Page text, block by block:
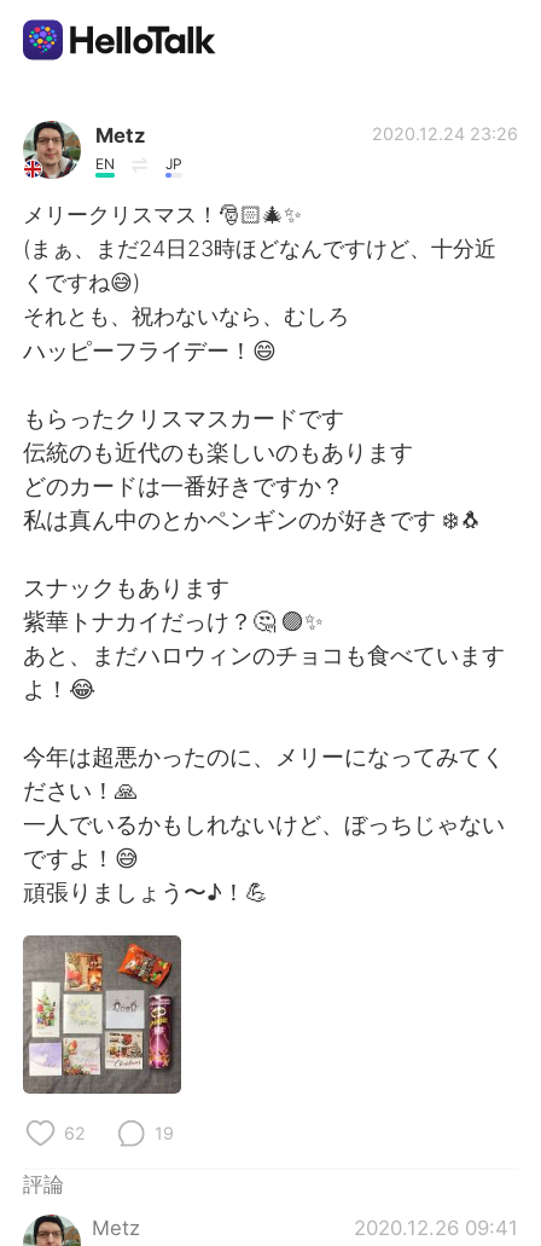
語言交換應用
AI Grammar Checker
繁體中文
English 简体中文
Español العربية
Français Deutsch
Русский ไทย
Indonesia Italiano
Português
Metz
EN JP
2020.12.24 23:26
メリークリスマス！🎅🏻🎄✨
(まぁ、まだ24日23時ほどなんですけど、十分近
くですね😅)
それとも、祝わないなら、むしろ
ハッピーフライデー！😄
もらったクリスマスカードです
伝統のも近代のも楽しいのもあります
どのカードは一番好きですか？
私は真ん中のとかペンギンのが好きです ❄️🐧
スナックもあります
紫華トナカイだっけ？🤔 🟣✨
あと、まだハロウィンのチョコも食べています
よ！😂
今年は超悪かったのに、メリーになってみてく
ださい！🙏
一人でいるかもしれないけど、ぼっちじゃない
ですよ！😅
頑張りましょう〜♪！💪
62 19
評論
Metz
2020.12.26 09:41